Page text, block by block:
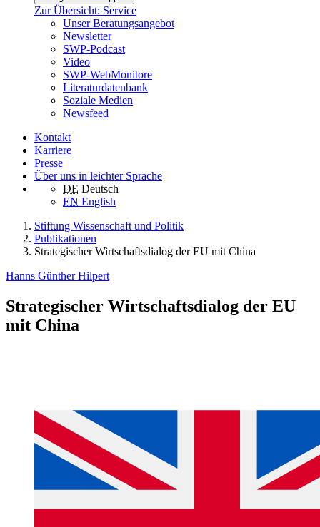
Zur Übersicht: Service
Unser Beratungsangebot
Newsletter
SWP-Podcast
Video
SWP-WebMonitore
Literaturdatenbank
Soziale Medien
Newsfeed
Kontakt
Karriere
Presse
Über uns in leichter Sprache
DE Deutsch
EN English
Stiftung Wissenschaft und Politik
Publikationen
Strategischer Wirtschaftsdialog der EU mit China
Hanns Günther Hilpert
Strategischer Wirtschaftsdialog der EU
mit China